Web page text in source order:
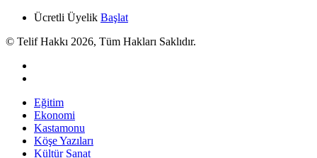
Ücretli Üyelik Başlat
© Telif Hakkı 2026, Tüm Hakları Saklıdır.
Eğitim
Ekonomi
Kastamonu
Köşe Yazıları
Kültür Sanat